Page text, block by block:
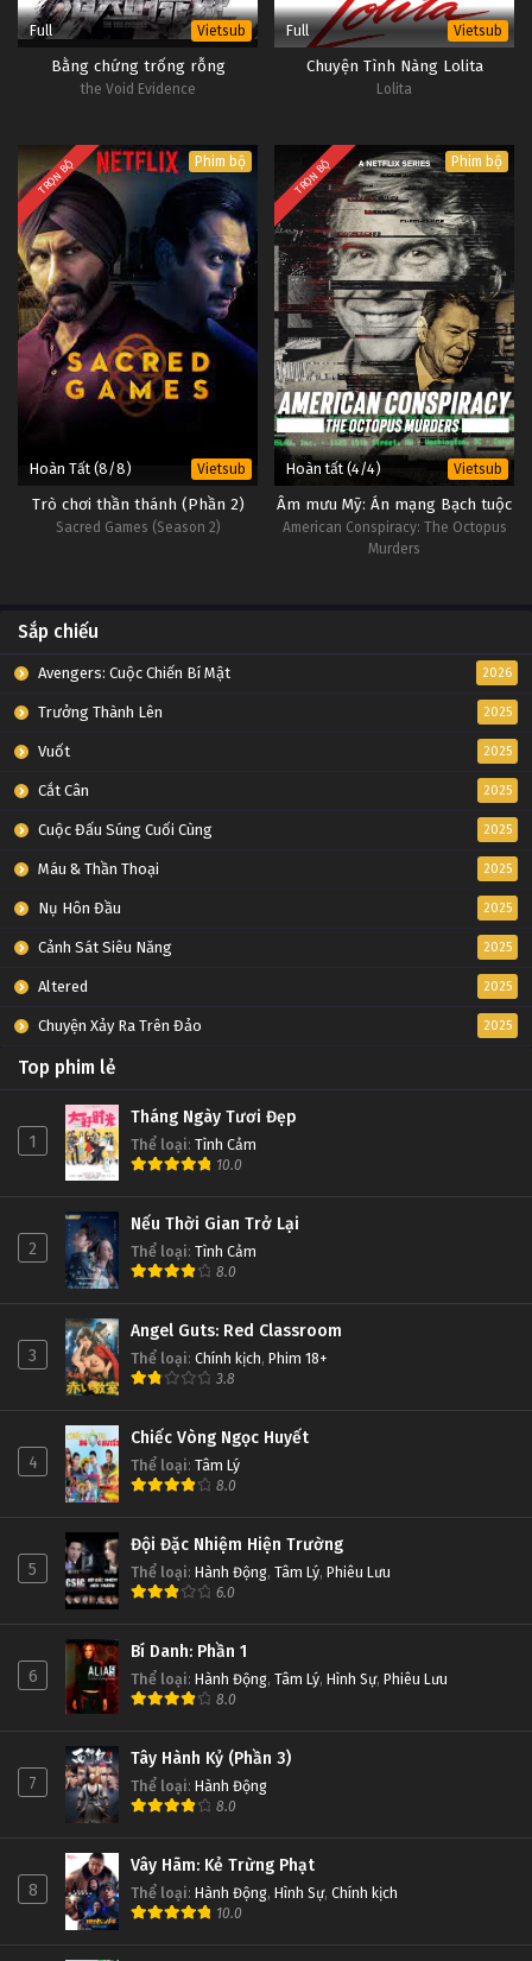
Full Vietsub
Bằng chứng trống rỗng
the Void Evidence
Full Vietsub
Chuyện Tình Nàng Lolita
Lolita
TRỌN BỘ Phim bộ
Hoàn Tất (8/8) Vietsub
Trò chơi thần thánh (Phần 2)
Sacred Games (Season 2)
TRỌN BỘ Phim bộ
Hoàn tất (4/4) Vietsub
Âm mưu Mỹ: Án mạng Bạch tuộc
American Conspiracy: The Octopus
Murders
Sắp chiếu
Avengers: Cuộc Chiến Bí Mật 2026
Trưởng Thành Lên 2025
Vuốt 2025
Cắt Cân 2025
Cuộc Đấu Súng Cuối Cùng 2025
Máu & Thần Thoại 2025
Nụ Hôn Đầu 2025
Cảnh Sát Siêu Năng 2025
Altered 2025
Chuyện Xảy Ra Trên Đảo 2025
Top phim lẻ
1
Tháng Ngày Tươi Đẹp
Thể loại: Tình Cảm
10.0
2
Nếu Thời Gian Trở Lại
Thể loại: Tình Cảm
8.0
3
Angel Guts: Red Classroom
Thể loại: Chính kịch, Phim 18+
3.8
4
Chiếc Vòng Ngọc Huyết
Thể loại: Tâm Lý
8.0
5
Đội Đặc Nhiệm Hiện Trường
Thể loại: Hành Động, Tâm Lý, Phiêu Lưu
6.0
6
Bí Danh: Phần 1
Thể loại: Hành Động, Tâm Lý, Hình Sự, Phiêu Lưu
8.0
7
Tây Hành Kỷ (Phần 3)
Thể loại: Hành Động
8.0
8
Vây Hãm: Kẻ Trừng Phạt
Thể loại: Hành Động, Hình Sự, Chính kịch
10.0